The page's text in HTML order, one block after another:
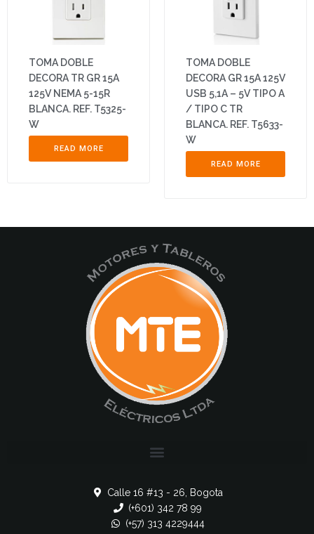
TOMA DOBLE
DECORA TR GR 15A
125V NEMA 5-15R
BLANCA. REF. T5325-
W
READ MORE
TOMA DOBLE
DECORA GR 15A 125V
USB 5,1A – 5V TIPO A
/ TIPO C TR
BLANCA. REF. T5633-
W
READ MORE
Calle 16 #13 - 26, Bogota
(+601) 342 78 99
(+57) 313 4229444